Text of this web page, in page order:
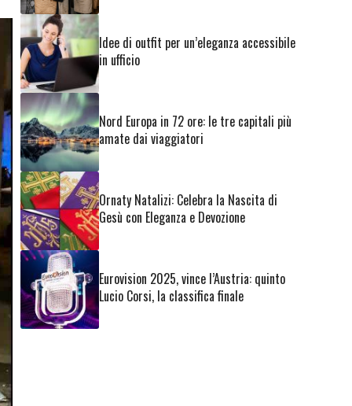
Idee di outfit per un’eleganza accessibile
in ufficio
Nord Europa in 72 ore: le tre capitali più
amate dai viaggiatori
Ornaty Natalizi: Celebra la Nascita di
Gesù con Eleganza e Devozione
Eurovision 2025, vince l’Austria: quinto
Lucio Corsi, la classifica finale